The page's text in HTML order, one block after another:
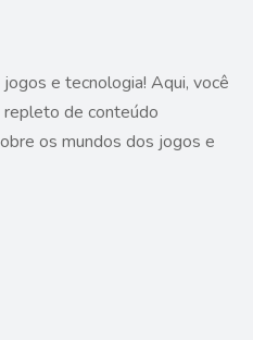
e tecnologia! Aqui, você
repleto de conteúdo
os mundos dos jogos e